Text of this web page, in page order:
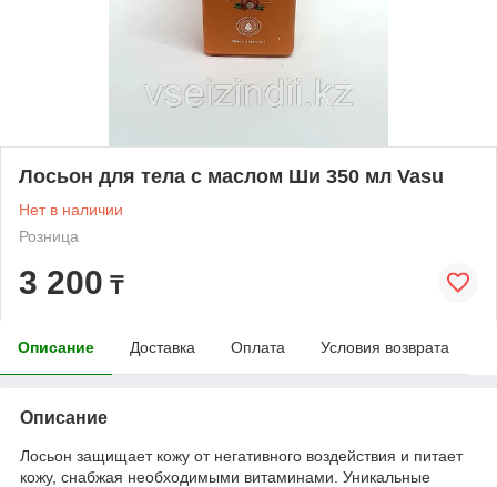
Лосьон для тела с маслом Ши 350 мл Vasu
Нет в наличии
Розница
3 200 ₸
Описание Доставка Оплата Условия возврата
Описание
Лосьон защищает кожу от негативного воздействия и питает
кожу, снабжая необходимыми витаминами. Уникальные